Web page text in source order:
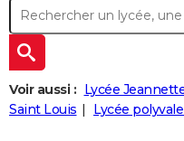
Forum
Aménagement intérieur
Extérieur
Cuisine
Salle de bains
Jardinage
Rangement
WEEK-END
Guides de France
Escapades
Patrimoine
Expositions
Musées
Week-end nature
+LIFESTYLE
Art de vivre
Bien-être
Loisirs
Mode
Modes de vie
+SANTE
Voir aussi : Lycée
Saint Louis
Lycée